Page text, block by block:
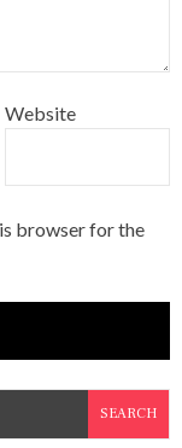
Website
browser for the